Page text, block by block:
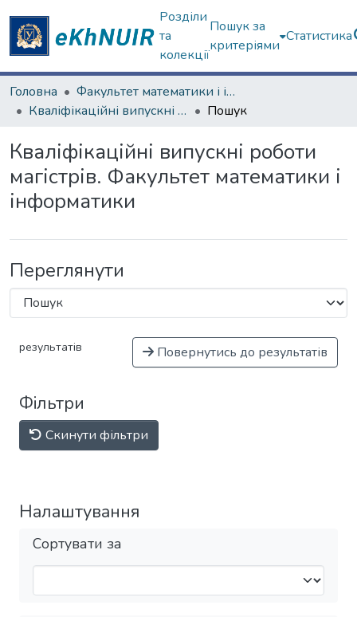
Розділи
та
колекції
Пошук за
критеріями
Статистика
Головна
Факультет математики і інформатики
Кваліфікаційні випускні роботи магістрів. Факультет математики і інформатики
Пошук
Кваліфікаційні випускні роботи
магістрів. Факультет математики і
інформатики
Переглянути
результатів Повернутись до результатів
Фільтри
Скинути фільтри
Налаштування
Сортувати за